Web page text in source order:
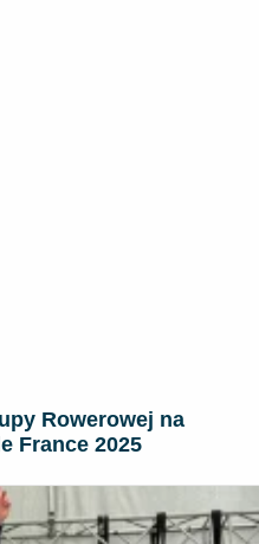
Rowerowej na
France 2025